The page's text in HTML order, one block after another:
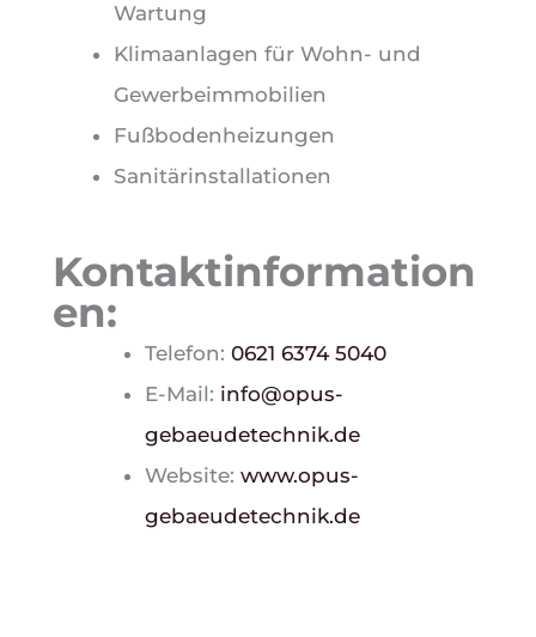
Wartung
Klimaanlagen für Wohn- und
Gewerbeimmobilien
Fußbodenheizungen
Sanitärinstallationen
Kontaktinformation
en:
Telefon: 0621 6374 5040
E-Mail: info@opus-
gebaeudetechnik.de
Website: www.opus-
gebaeudetechnik.de